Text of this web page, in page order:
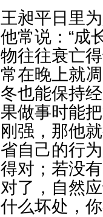
王昶平日里
他常说：“成
物往往衰亡
常在晚上就
冬也能保持
果做事时能
刚强，那他
省自己的行
得对；若没
对了，自然
什么坏处，